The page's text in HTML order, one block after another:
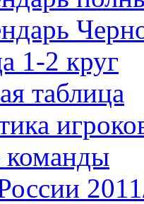
1-2 круг
таблица
команды